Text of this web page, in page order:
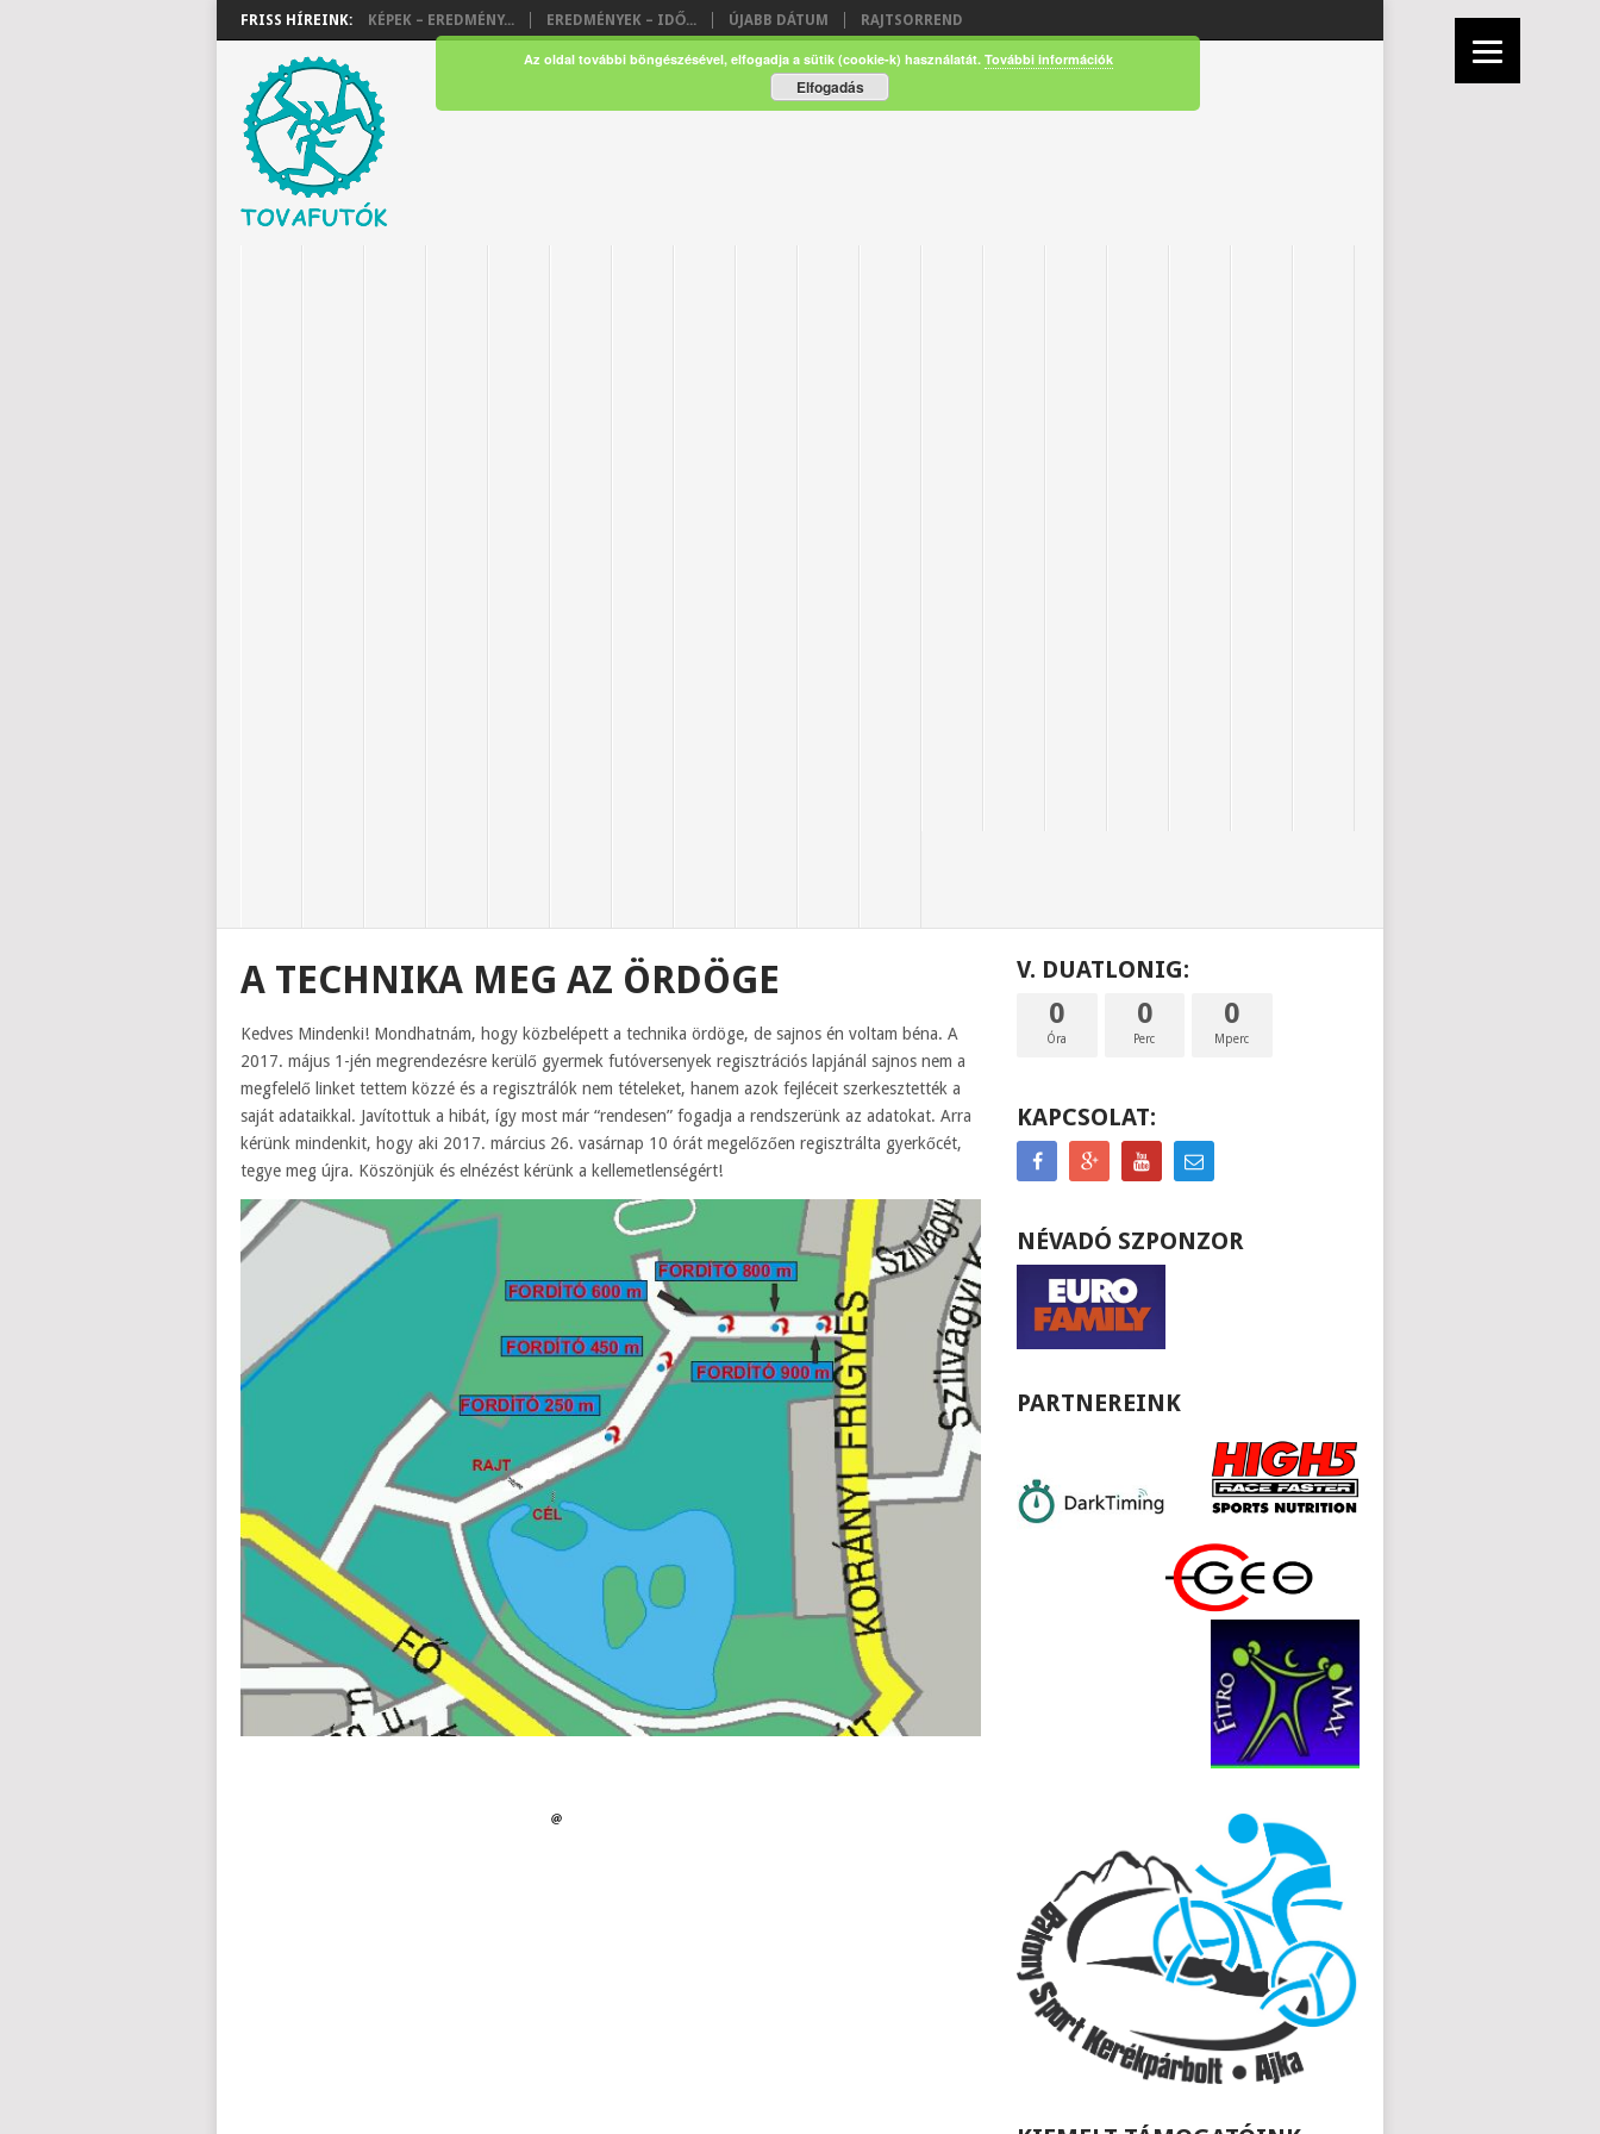
FRISS HÍREINK: KÉPEK – EREDMÉNY... EREDMÉNYEK – IDŐ... ÚJABB DÁTUM RAJTSORREND
A TECHNIKA MEG AZ ÖRDÖGE
Kedves Mindenki! Mondhatnám, hogy közbelépett a technika ördöge, de sajnos én voltam béna. A
2017. május 1-jén megrendezésre kerülő gyermek futóversenyek regisztrációs lapjánál sajnos nem a
megfelelő linket tettem közzé és a regisztrálók nem tételeket, hanem azok fejléceit szerkesztették a
saját adataikkal. Javítottuk a hibát, így most már “rendesen” fogadja a rendszerünk az adatokat. Arra
kérünk mindenkit, hogy aki 2017. március 26. vasárnap 10 órát megelőzően regisztrálta gyerkőcét,
tegye meg újra. Köszönjük és elnézést kérünk a kellemetlenségért!
V. DUATLONIG:
0
Óra
0
Perc
0
Mperc
KAPCSOLAT:
NÉVADÓ SZPONZOR
PARTNEREINK
Az oldal további böngészésével, elfogadja a sütik (cookie-k) használatát. További információk
Elfogadás